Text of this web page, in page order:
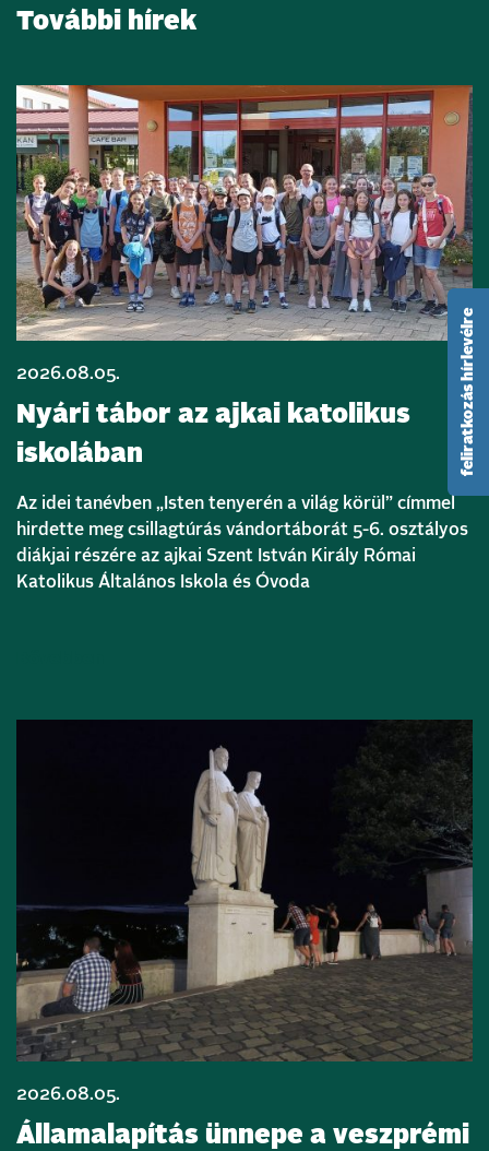
További hírek
2026.08.05.
Nyári tábor az ajkai katolikus
iskolában
Az idei tanévben „Isten tenyerén a világ körül” címmel
hirdette meg csillagtúrás vándortáborát 5-6. osztályos
diákjai részére az ajkai Szent István Király Római
Katolikus Általános Iskola és Óvoda
2026.08.05.
Államalapítás ünnepe a veszprémi
feliratkozás hírlevélre